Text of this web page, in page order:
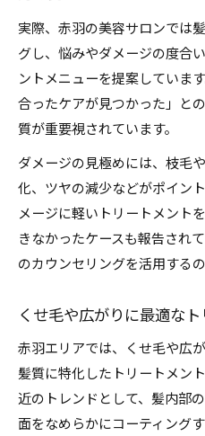
実際、赤羽の美容サロンでは
グし、悩みやダメージの度合
ントメニューを提案していま
合ったケアが見つかった」と
質が重要視されています。
ダメージの見極めには、枝毛
化、ツヤの減少などがポイン
メージに軽いトリートメント
きなかったケースも報告され
のカウンセリングを活用するの
くせ毛や広がりに最適な
赤羽エリアでは、くせ毛や広
髪質に特化したトリートメン
近のトレンドとして、髪内部
面をなめらかにコーティング